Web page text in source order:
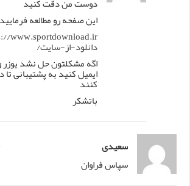
دوست من دقت کنید
این صفحه رو مطالعه فرمایید
دانلود-از-سایت/
اگه مشکلتون حل نشد یوزر
ایمیل کنید به پشتیبانی
کنند
باتشکر
سعیدی
سپاس فراوان